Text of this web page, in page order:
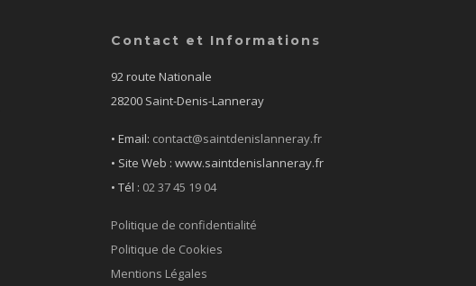
Contact et Informations
92 route Nationale
28200 Saint-Denis-Lanneray
• Email: contact@saintdenislanneray.fr
• Site Web : www.saintdenislanneray.fr
• Tél : 02 37 45 19 04
Politique de confidentialité
Politique de Cookies
Mentions Légales